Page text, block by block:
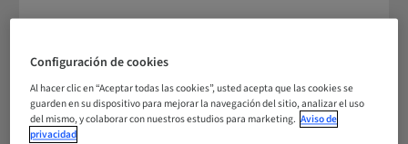
Correo electrónico*
Configuración de cookies
Al hacer clic en “Aceptar todas las cookies”, usted acepta que las cookies se
guarden en su dispositivo para mejorar la navegación del sitio, analizar el uso
del mismo, y colaborar con nuestros estudios para marketing. Aviso de
privacidad